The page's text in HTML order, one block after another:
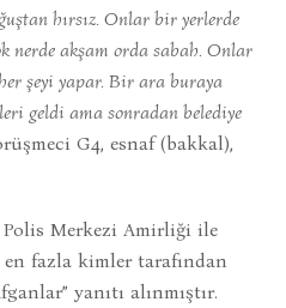
hırsız. Onlar bir yerlerde
nerde akşam orda sabah. Onlar
şeyi yapar. Bir ara buraya
geldi ama sonradan belediye
G4, esnaf (bakkal),
Polis Merkezi Amirliği ile
fazla kimler tarafından
yanıtı alınmıştır.